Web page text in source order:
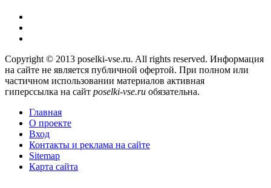
Copyright © 2013 poselki-vse.ru. All rights reserved. Информация
на сайте не является публичной офертой. При полном или
частичном использовании материалов активная
гиперссылка на сайт poselki-vse.ru​ обязательна.
Главная
О проекте
Вход
Контакты и реклама на сайте
Sitemap
Карта сайта